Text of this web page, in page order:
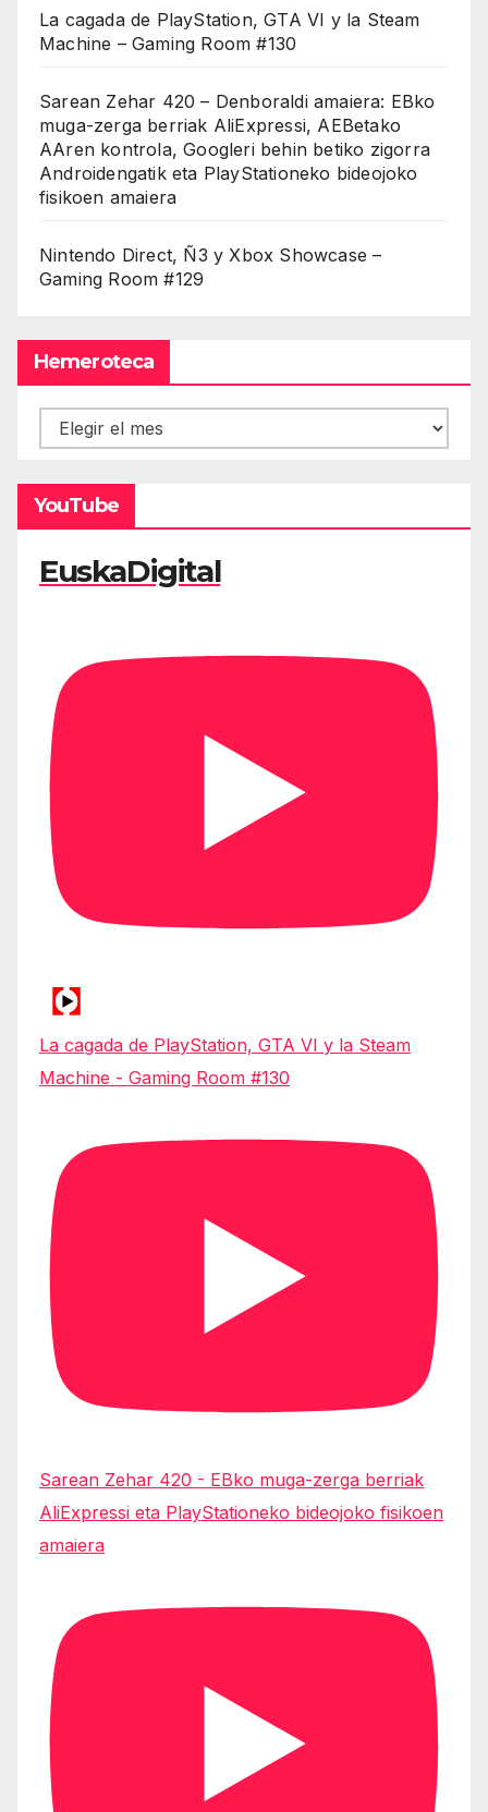
La cagada de PlayStation, GTA VI y la Steam
Machine – Gaming Room #130
Sarean Zehar 420 – Denboraldi amaiera: EBko
muga-zerga berriak AliExpressi, AEBetako
AAren kontrola, Googleri behin betiko zigorra
Androidengatik eta PlayStationeko bideojoko
fisikoen amaiera
Nintendo Direct, Ñ3 y Xbox Showcase –
Gaming Room #129
Hemeroteca
Hemeroteca
YouTube
EuskaDigital
La cagada de PlayStation, GTA VI y la Steam
Machine - Gaming Room #130
Sarean Zehar 420 - EBko muga-zerga berriak
AliExpressi eta PlayStationeko bideojoko fisikoen
amaiera